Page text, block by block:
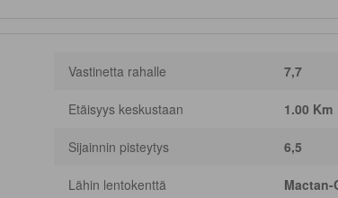
Vastinetta rahalle 7,7
Etäisyys keskustaan 1.00 Km
Sijainnin pisteytys 6,5
Lähin lentokenttä